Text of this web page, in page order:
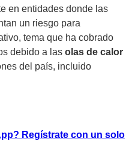
en entidades donde las
un riesgo para
tema que ha cobrado
debido a las olas de calor
del país, incluido
Regístrate con un solo